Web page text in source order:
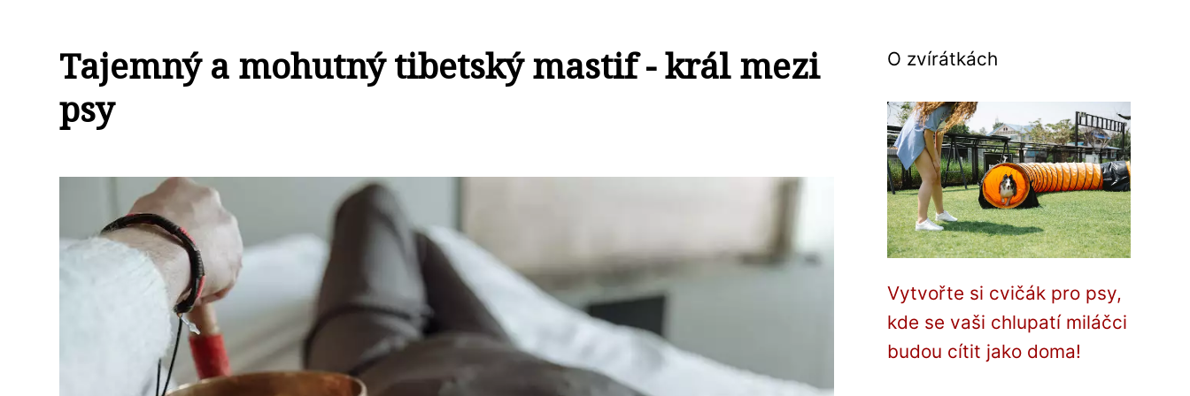
Tajemný a mohutný tibetský mastif - král mezi
psy
O zvírátkách
Vytvořte si cvičák pro psy,
kde se vaši chlupatí miláčci
budou cítit jako doma!